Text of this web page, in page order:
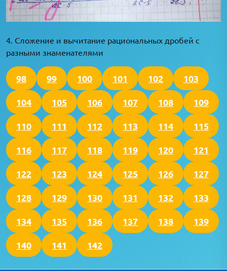
4. Сложение и вычитание рациональных дробей с
разными знаменателями
98 99 100 101 102 103
104 105 106 107 108 109
110 111 112 113 114 115
116 117 118 119 120 121
122 123 124 125 126 127
128 129 130 131 132 133
134 135 136 137 138 139
140 141 142